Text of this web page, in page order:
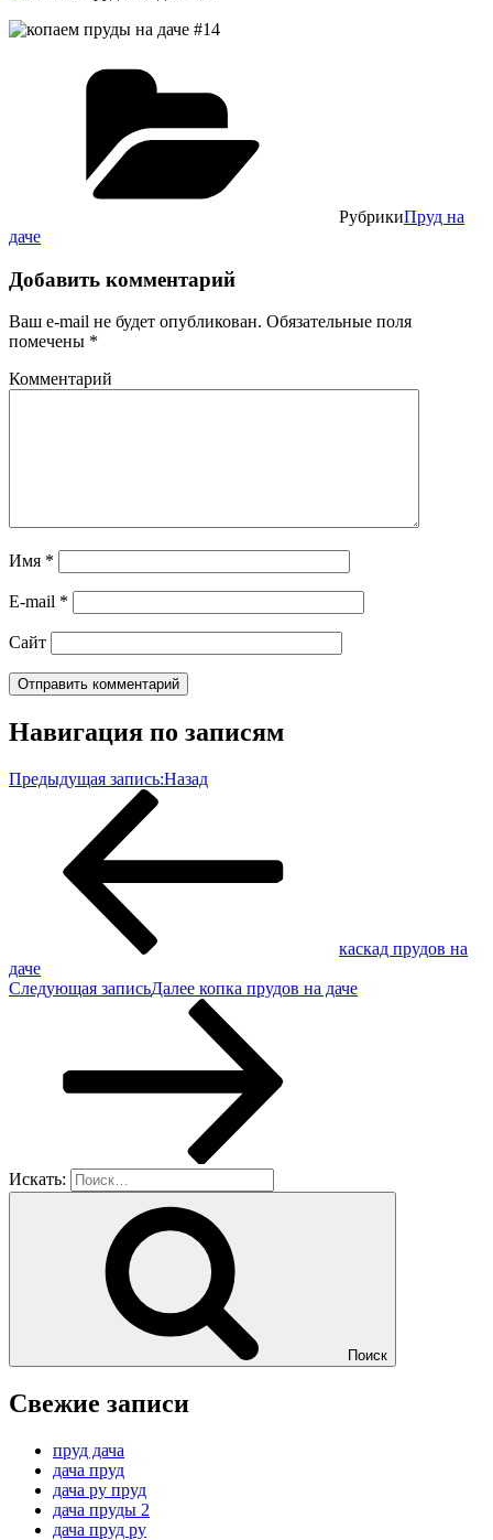
РубрикиПруд на
даче
Добавить комментарий
Ваш e-mail не будет опубликован. Обязательные поля
помечены *
Комментарий
Имя *
E-mail *
Сайт
Навигация по записям
Предыдущая запись:Назад
каскад прудов на
даче
Следующая записьДалее копка прудов на даче
Искать:
Поиск
Свежие записи
пруд дача
дача пруд
дача ру пруд
дача пруды 2
дача пруд ру